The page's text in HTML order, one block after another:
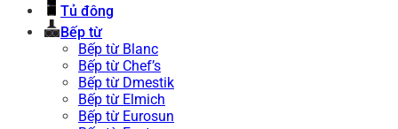
Tủ đông
Bếp từ
Bếp từ Blanc
Bếp từ Chef’s
Bếp từ Dmestik
Bếp từ Elmich
Bếp từ Eurosun